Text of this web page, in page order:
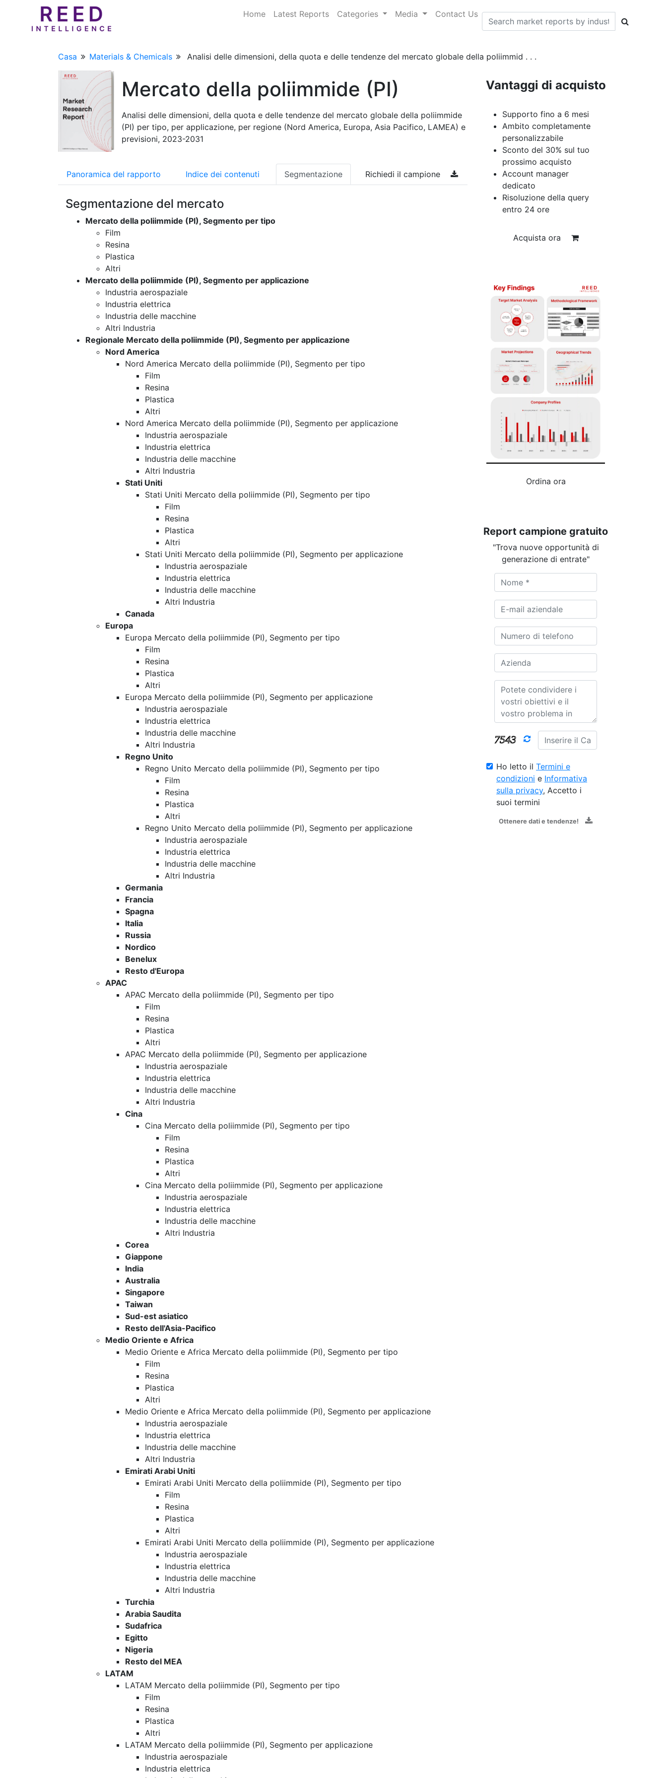
Home Latest Reports Categories Media Contact Us
Casa Materials & Chemicals Analisi delle dimensioni, della quota e delle tendenze del mercato globale della poliimmid . . .
Mercato della poliimmide (PI)
Analisi delle dimensioni, della quota e delle tendenze del mercato globale della poliimmide
(PI) per tipo, per applicazione, per regione (Nord America, Europa, Asia Pacifico, LAMEA) e
previsioni, 2023-2031
Panoramica del rapporto Indice dei contenuti Segmentazione Richiedi il campione
Segmentazione del mercato
Mercato della poliimmide (PI), Segmento per tipo
Film
Resina
Plastica
Altri
Mercato della poliimmide (PI), Segmento per applicazione
Industria aerospaziale
Industria elettrica
Industria delle macchine
Altri Industria
Regionale Mercato della poliimmide (PI), Segmento per applicazione
Nord America
Nord America Mercato della poliimmide (PI), Segmento per tipo
Film
Resina
Plastica
Altri
Nord America Mercato della poliimmide (PI), Segmento per applicazione
Industria aerospaziale
Industria elettrica
Industria delle macchine
Altri Industria
Stati Uniti
Stati Uniti Mercato della poliimmide (PI), Segmento per tipo
Film
Resina
Plastica
Altri
Stati Uniti Mercato della poliimmide (PI), Segmento per applicazione
Industria aerospaziale
Industria elettrica
Industria delle macchine
Altri Industria
Canada
Europa
Europa Mercato della poliimmide (PI), Segmento per tipo
Film
Resina
Plastica
Altri
Europa Mercato della poliimmide (PI), Segmento per applicazione
Industria aerospaziale
Industria elettrica
Industria delle macchine
Altri Industria
Regno Unito
Regno Unito Mercato della poliimmide (PI), Segmento per tipo
Film
Resina
Plastica
Altri
Regno Unito Mercato della poliimmide (PI), Segmento per applicazione
Industria aerospaziale
Industria elettrica
Industria delle macchine
Altri Industria
Germania
Francia
Spagna
Italia
Russia
Nordico
Benelux
Resto d'Europa
APAC
APAC Mercato della poliimmide (PI), Segmento per tipo
Film
Resina
Plastica
Altri
APAC Mercato della poliimmide (PI), Segmento per applicazione
Industria aerospaziale
Industria elettrica
Industria delle macchine
Altri Industria
Cina
Cina Mercato della poliimmide (PI), Segmento per tipo
Film
Resina
Plastica
Altri
Cina Mercato della poliimmide (PI), Segmento per applicazione
Industria aerospaziale
Industria elettrica
Industria delle macchine
Altri Industria
Corea
Giappone
India
Australia
Singapore
Taiwan
Sud-est asiatico
Resto dell'Asia-Pacifico
Medio Oriente e Africa
Medio Oriente e Africa Mercato della poliimmide (PI), Segmento per tipo
Film
Resina
Plastica
Altri
Medio Oriente e Africa Mercato della poliimmide (PI), Segmento per applicazione
Industria aerospaziale
Industria elettrica
Industria delle macchine
Altri Industria
Emirati Arabi Uniti
Emirati Arabi Uniti Mercato della poliimmide (PI), Segmento per tipo
Film
Resina
Plastica
Altri
Emirati Arabi Uniti Mercato della poliimmide (PI), Segmento per applicazione
Industria aerospaziale
Industria elettrica
Industria delle macchine
Altri Industria
Turchia
Arabia Saudita
Sudafrica
Egitto
Nigeria
Resto del MEA
LATAM
LATAM Mercato della poliimmide (PI), Segmento per tipo
Film
Resina
Plastica
Altri
LATAM Mercato della poliimmide (PI), Segmento per applicazione
Industria aerospaziale
Industria elettrica
Vantaggi di acquisto
Supporto fino a 6 mesi
Ambito completamente
personalizzabile
Sconto del 30% sul tuo
prossimo acquisto
Account manager
dedicato
Risoluzione della query
entro 24 ore
Acquista ora
Ordina ora
Report campione gratuito
"Trova nuove opportunità di
generazione di entrate"
Ho letto il Termini e
condizioni e Informativa
sulla privacy, Accetto i
suoi termini
Ottenere dati e tendenze!